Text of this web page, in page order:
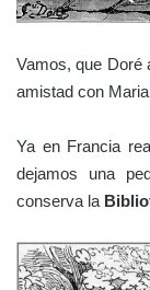
Vamos, que Doré
amistad con
Ya en Francia
dejamos una
conserva la